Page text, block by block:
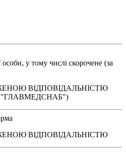
у тому числі скорочене (за
ВІДПОВІДАЛЬНІСТЮ
ВІДПОВІДАЛЬНІСТЮ